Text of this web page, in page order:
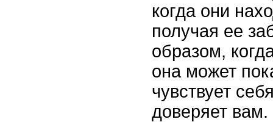
когда они
получая ее
образом,
она может
чувствует
доверяет вам.